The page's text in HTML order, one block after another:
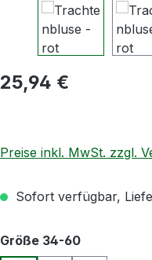
Regulärer Preis:
25,94 €
Preise inkl. MwSt. zzgl.
Sofort verfügbar,
Größe 34-60auswählen